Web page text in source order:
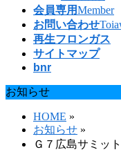
会員専用Member
お問い合わせ
再生フロンガス
サイトマップ
bnr
お知らせ
HOME »
お知らせ »
Ｇ７広島サミッ